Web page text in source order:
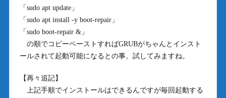
「sudo apt update」
「sudo apt install -y boot-repair」
「sudo boot-repair &」
の順でコピーペーストすればGRUBがちゃんとインスト
ールされて起動可能になるとの事。試してみますね。
【再々追記】
上記手順でインストールはできるんですが毎回起動する